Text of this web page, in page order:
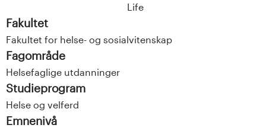
Life
Fakultet
Fakultet for helse- og sosialvitenskap
Fagområde
Helsefaglige utdanninger
Studieprogram
Helse og velferd
Emnenivå